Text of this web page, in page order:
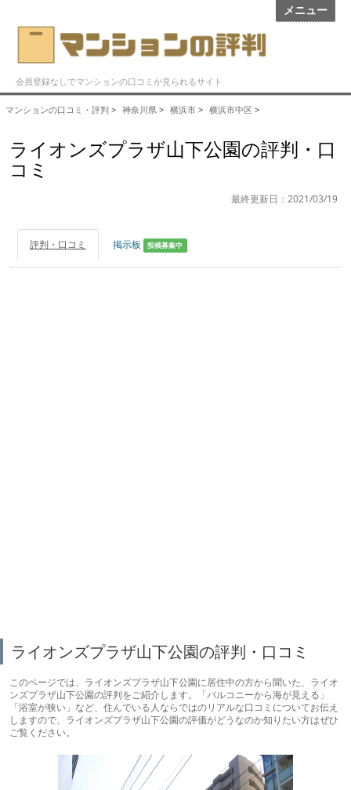
メニュー
会員登録なしでマンションの口コミが見られるサイト
マンションの口コミ・評判 > 神奈川県 > 横浜市 > 横浜市中区 >
ライオンズプラザ山下公園の評判・口
コミ
最終更新日：2021/03/19
評判・口コミ 掲示板 投稿募集中
ライオンズプラザ山下公園の評判・口コミ
このページでは、ライオンズプラザ山下公園に居住中の方から聞いた、ライオ
ンズプラザ山下公園の評判をご紹介します。「バルコニーから海が見える」
「浴室が狭い」など、住んでいる人ならではのリアルな口コミについてお伝え
しますので、ライオンズプラザ山下公園の評価がどうなのか知りたい方はぜひ
ご覧ください。